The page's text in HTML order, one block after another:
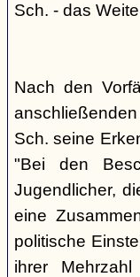
Sch. - das
Nach den
Sch. seine
"Bei den
Jugendlicher,
eine
politische
ihrer